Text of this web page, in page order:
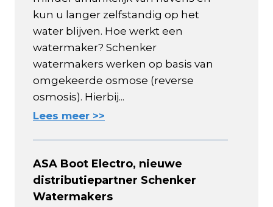
kun u langer zelfstandig op het
water blijven. Hoe werkt een
watermaker? Schenker
watermakers werken op basis van
omgekeerde osmose (reverse
osmosis). Hierbij...
Lees meer >>
ASA Boot Electro, nieuwe
distributiepartner Schenker
Watermakers